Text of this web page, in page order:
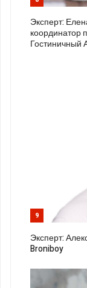
Эксперт:
координатор
Гостиничный
9
Эксперт:
Broniboy